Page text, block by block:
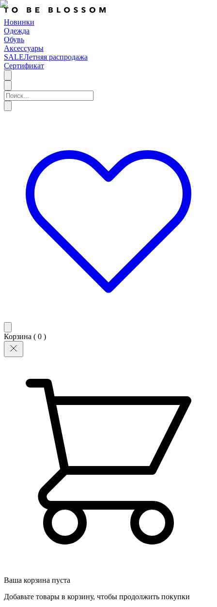
Новинки
Одежда
Обувь
Аксессуары
SALEЛетняя распродажа
Сертификат
Корзина ( 0 )
Ваша корзина пуста
Добавьте товары в корзину, чтобы продолжить покупки